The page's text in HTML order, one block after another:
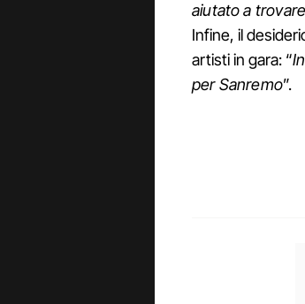
aiutato a
Infine, il
artisti in gara: “
per Sanremo”.